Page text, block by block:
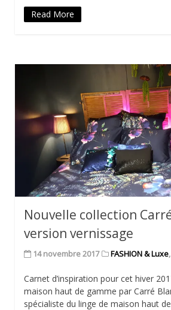
Read More
Nouvelle collection
version vernissage
14 novembre 2017 FASHION & Luxe,
Carnet d’inspiration pour cet hiver
maison haut de gamme par Carré
spécialiste du linge de maison haut de